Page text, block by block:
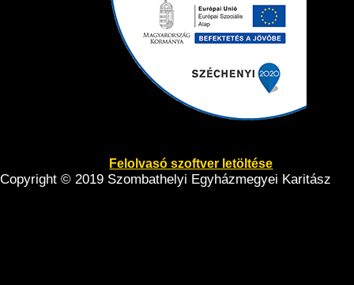
Felolvasó szoftver letöltése
Copyright © 2019 Szombathelyi Egyházmegyei Karitász